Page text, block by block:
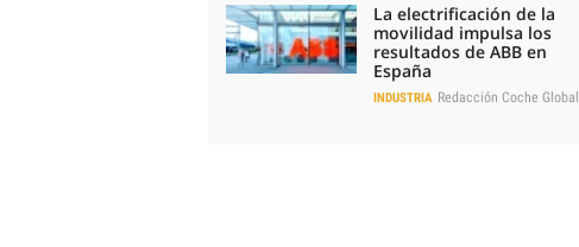
La electrificación de la
movilidad impulsa los
resultados de ABB en
España
INDUSTRIA Redacción Coche Global